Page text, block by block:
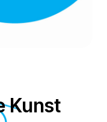
Kunst